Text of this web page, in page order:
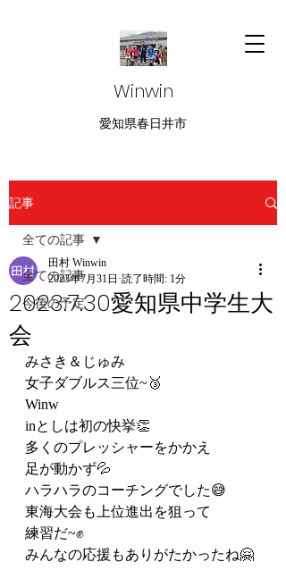
Winwin
愛知県春日井市
記事
全ての記事
今後の予定
全ての記事
2023.7.30愛知県中学生大
会
田村 Winwin
2023年7月31日 読了時間: 1分
みさき＆じゅみ
女子ダブルス三位~🥉
Winw
inとしは初の快挙👏
多くのプレッシャーをかかえ
足が動かず💦
ハラハラのコーチングでした😅
東海大会も上位進出を狙って
練習だ~✊
みんなの応援もありがたかったね🤗